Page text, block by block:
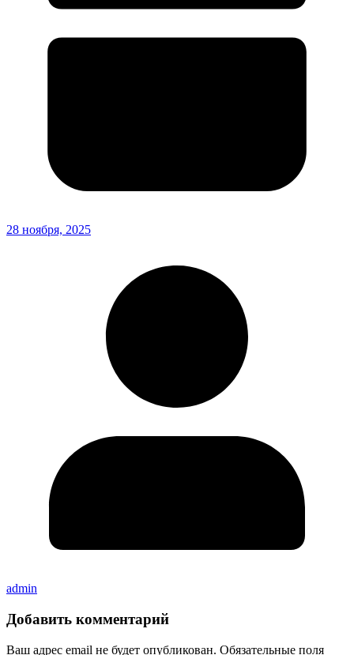
28 ноября, 2025
admin
Добавить комментарий
Ваш адрес email не будет опубликован. Обязательные поля